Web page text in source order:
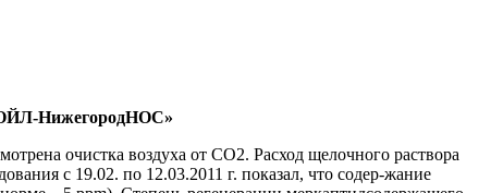
НижегородНОС»
очистка воздуха от СО2. Расход щелочного раствора
с 19.02. по 12.03.2011 г. показал, что содер-жание